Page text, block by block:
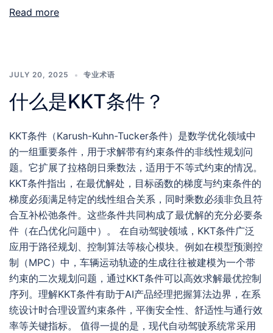
Read more
JULY 20, 2025 专业术语
什么是KKT条件？
KKT条件（Karush-Kuhn-Tucker条件）是数学优化领域中
的一组重要条件，用于求解带有约束条件的非线性规划问
题。它扩展了拉格朗日乘数法，适用于不等式约束的情况。
KKT条件指出，在最优解处，目标函数的梯度与约束条件的
梯度必须满足特定的线性组合关系，同时乘数必须非负且符
合互补松弛条件。这些条件共同构成了最优解的充分必要条
件（在凸优化问题中）。 在自动驾驶领域，KKT条件广泛
应用于路径规划、控制算法等核心模块。例如在模型预测控
制（MPC）中，车辆运动轨迹的生成往往被建模为一个带
约束的二次规划问题，通过KKT条件可以高效求解最优控制
序列。理解KKT条件有助于AI产品经理把握算法边界，在系
统设计时合理设置约束条件，平衡安全性、舒适性与通行效
率等关键指标。 值得一提的是，现代自动驾驶系统常采用